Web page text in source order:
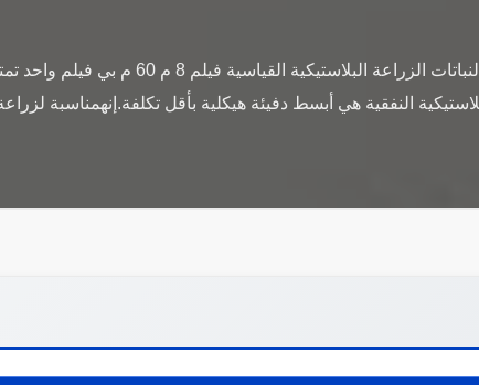
زراعة النباتات الزراعة
النفقية هي أبسط دفيئة هيكلية بأقل تكلفة.إنهمناسبة